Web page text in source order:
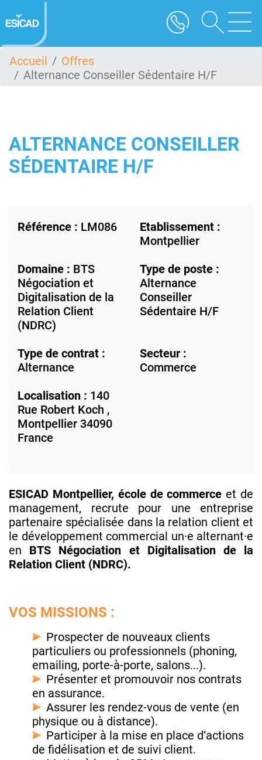
au
contenu
Accueil
Offres
Alternance Conseiller Sédentaire H/F
ALTERNANCE CONSEILLER
SÉDENTAIRE H/F
Référence : LM086
Etablissement :
Montpellier
Domaine : BTS
Négociation et
Digitalisation de la
Relation Client
(NDRC)
Type de poste :
Alternance
Conseiller
Sédentaire H/F
Type de contrat :
Alternance
Secteur :
Commerce
Localisation : 140
Rue Robert Koch ,
Montpellier 34090
France
ESICAD Montpellier, école de commerce et de
management, recrute pour une entreprise
partenaire spécialisée dans la relation client et
le développement commercial un·e alternant·e
en BTS Négociation et Digitalisation de la
Relation Client (NDRC).
VOS MISSIONS :
Prospecter de nouveaux clients
particuliers ou professionnels (phoning,
emailing, porte-à-porte, salons...).
Présenter et promouvoir nos contrats
en assurance.
Assurer les rendez-vous de vente (en
physique ou à distance).
Participer à la mise en place d’actions
de fidélisation et de suivi client.